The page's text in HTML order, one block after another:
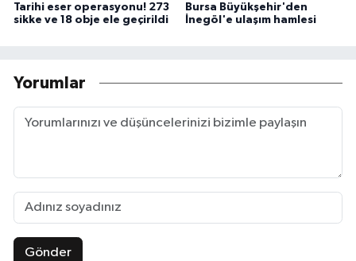
Tarihi eser operasyonu! 273
sikke ve 18 obje ele geçirildi
Bursa Büyükşehir'den
İnegöl'e ulaşım hamlesi
Yorumlar
Gönder